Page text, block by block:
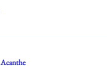
Acanthe